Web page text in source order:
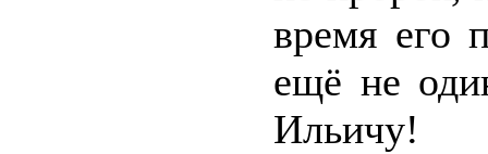
время его
ещё не
Ильичу!